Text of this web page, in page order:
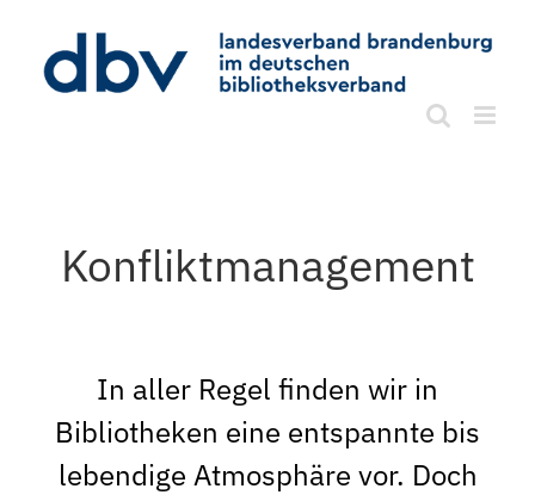
Inhalt
springen
Konfliktmanagement
In aller Regel finden wir in
Bibliotheken eine entspannte bis
lebendige Atmosphäre vor. Doch